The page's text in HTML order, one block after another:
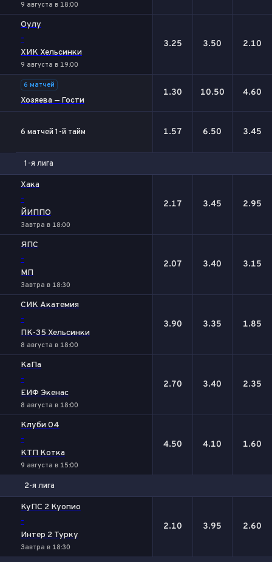
9 августа в 18:00
Оулу
-
ХИК Хельсинки
9 августа в 19:00
3.25 3.50 2.10
6 матчей
Хозяева — Гости
1.30 10.50 4.60
6 матчей 1-й тайм 1.57 6.50 3.45
1-я лига
Хака
-
ЙИППО
Завтра в 18:00
2.17 3.45 2.95
ЯПС
-
МП
Завтра в 18:30
2.07 3.40 3.15
СИК Акатемия
-
ПК-35 Хельсинки
8 августа в 18:00
3.90 3.35 1.85
КаПа
-
ЕИФ Экенас
8 августа в 18:00
2.70 3.40 2.35
Клуби 04
-
КТП Котка
9 августа в 15:00
4.50 4.10 1.60
2-я лига
КуПС 2 Куопио
-
Интер 2 Турку
Завтра в 18:30
2.10 3.95 2.60